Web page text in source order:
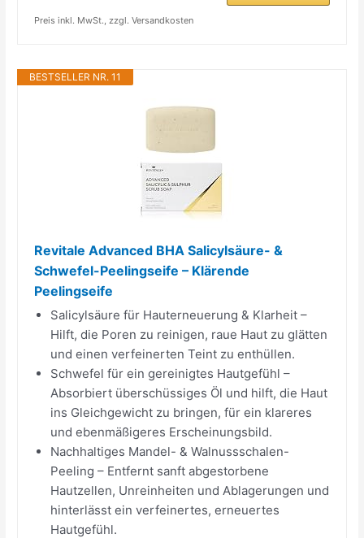
Preis inkl. MwSt., zzgl. Versandkosten
BESTSELLER NR. 11
Revitale Advanced BHA Salicylsäure- &
Schwefel-Peelingseife – Klärende
Peelingseife
Salicylsäure für Hauterneuerung & Klarheit –
Hilft, die Poren zu reinigen, raue Haut zu glätten
und einen verfeinerten Teint zu enthüllen.
Schwefel für ein gereinigtes Hautgefühl –
Absorbiert überschüssiges Öl und hilft, die Haut
ins Gleichgewicht zu bringen, für ein klareres
und ebenmäßigeres Erscheinungsbild.
Nachhaltiges Mandel- & Walnussschalen-
Peeling – Entfernt sanft abgestorbene
Hautzellen, Unreinheiten und Ablagerungen und
hinterlässt ein verfeinertes, erneuertes
Hautgefühl.